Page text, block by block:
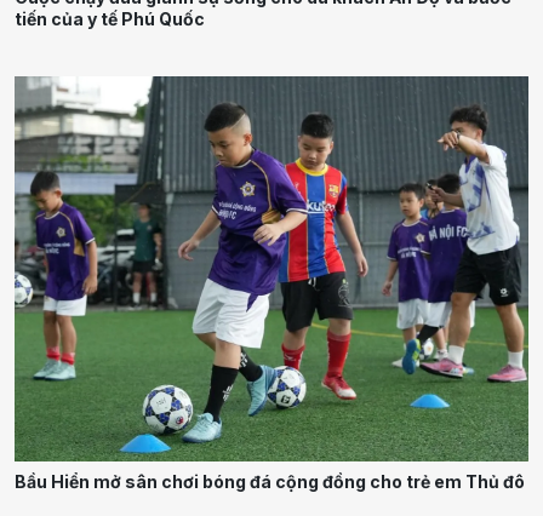
tiến của y tế Phú Quốc
Bầu Hiển mở sân chơi bóng đá cộng đồng cho trẻ em Thủ đô